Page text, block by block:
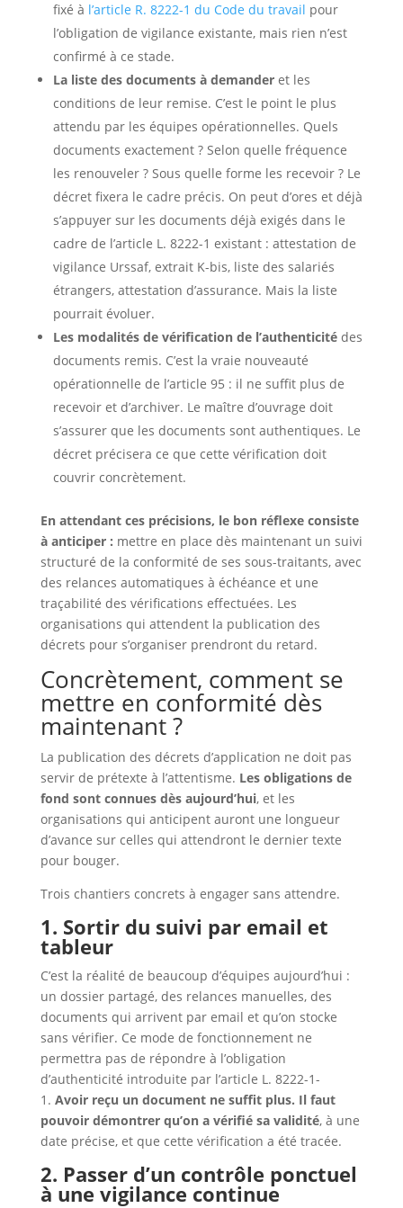
fixé à l’article R. 8222-1 du Code du travail pour
l’obligation de vigilance existante, mais rien n’est
confirmé à ce stade.
La liste des documents à demanderet les
conditions de leur remise. C’est le point le plus
attendu par les équipes opérationnelles. Quels
documents exactement ? Selon quelle fréquence
les renouveler ? Sous quelle forme les recevoir ? Le
décret fixera le cadre précis. On peut d’ores et déjà
s’appuyer sur les documents déjà exigés dans le
cadre de l’article L. 8222-1 existant : attestation de
vigilance Urssaf, extrait K-bis, liste des salariés
étrangers, attestation d’assurance. Mais la liste
pourrait évoluer.
Les modalités de vérification de l’authenticitédes
documents remis. C’est la vraie nouveauté
opérationnelle de l’article 95 : il ne suffit plus de
recevoir et d’archiver. Le maître d’ouvrage doit
s’assurer que les documents sont authentiques. Le
décret précisera ce que cette vérification doit
couvrir concrètement.
En attendant ces précisions, le bon réflexe consiste
à anticiper : mettre en place dès maintenant un suivi
structuré de la conformité de ses sous-traitants, avec
des relances automatiques à échéance et une
traçabilité des vérifications effectuées. Les
organisations qui attendent la publication des
décrets pour s’organiser prendront du retard.
Concrètement, comment se
mettre en conformité dès
maintenant ?
La publication des décrets d’application ne doit pas
servir de prétexte à l’attentisme. Les obligations de
fond sont connues dès aujourd’hui, et les
organisations qui anticipent auront une longueur
d’avance sur celles qui attendront le dernier texte
pour bouger.
Trois chantiers concrets à engager sans attendre.
1. Sortir du suivi par email et
tableur
C’est la réalité de beaucoup d’équipes aujourd’hui :
un dossier partagé, des relances manuelles, des
documents qui arrivent par email et qu’on stocke
sans vérifier. Ce mode de fonctionnement ne
permettra pas de répondre à l’obligation
d’authenticité introduite par l’article L. 8222-1-
1. Avoir reçu un document ne suffit plus. Il faut
pouvoir démontrer qu’on a vérifié sa validité, à une
date précise, et que cette vérification a été tracée.
2. Passer d’un contrôle ponctuel
à une vigilance continue